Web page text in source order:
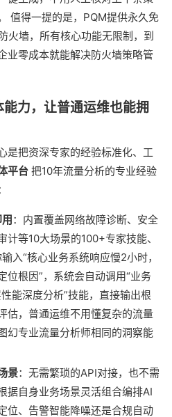
值得一提的是，PQM提供永久免
火墙，所有核心功能无限制，到
业零成本就能解决防火墙策略管
力，让普通运维也能拥
是把资深专家的经验标准化、工
平台 把10年流量分析的专业经验
：内置覆盖网络故障诊断、安全
计等10大场景的100+专家技能、
入“核心业务系统响应慢2小时，
位根因”，系统会自动调用“业务
能深度分析”技能，直接输出根
估，普通运维不用懂复杂的流量
幻专业流量分析师相同的洞察能
景：无需繁琐的API对接，也不需
据自身业务场景灵活组合编排AI
位、告警智能降噪还是合规自动